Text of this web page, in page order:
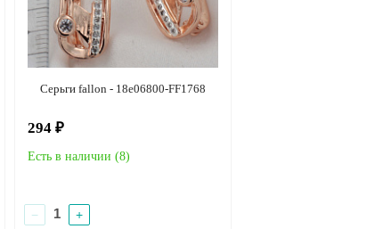
Серьги fallon - 18e06800-FF1768
294 ₽
Есть в наличии (8)
− +